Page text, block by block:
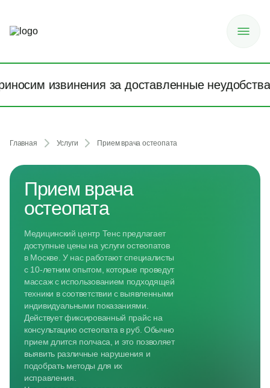
извинения за доставленные неудобства! 9
Главная Услуги Прием врача остеопата
Прием врача
остеопата
Медицинский центр Тенс предлагает
доступные цены на услуги остеопатов
в Москве. У нас работают специалисты
с 10-летним опытом, которые проведут
массаж с использованием подходящей
техники в соответствии с выявленными
индивидуальными показаниями.
Действует фиксированный прайс на
консультацию остеопата в руб. Обычно
прием длится полчаса, и это позволяет
выявить различные нарушения и
подобрать методы для их
исправления.